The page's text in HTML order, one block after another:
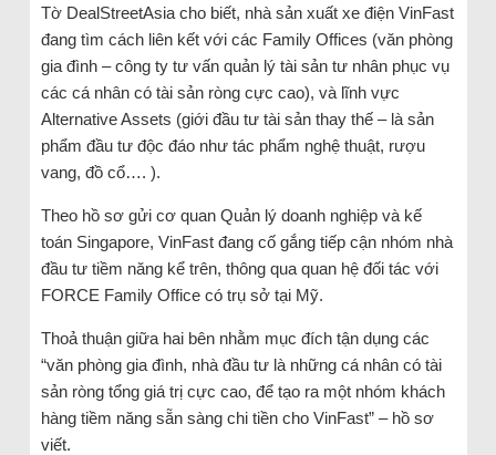
Tờ DealStreetAsia cho biết, nhà sản xuất xe điện VinFast
đang tìm cách liên kết với các Family Offices (văn phòng
gia đình – công ty tư vấn quản lý tài sản tư nhân phục vụ
các cá nhân có tài sản ròng cực cao), và lĩnh vực
Alternative Assets (giới đầu tư tài sản thay thế – là sản
phẩm đầu tư độc đáo như tác phẩm nghệ thuật, rượu
vang, đồ cổ…. ).
Theo hồ sơ gửi cơ quan Quản lý doanh nghiệp và kế
toán Singapore, VinFast đang cố gắng tiếp cận nhóm nhà
đầu tư tiềm năng kể trên, thông qua quan hệ đối tác với
FORCE Family Office có trụ sở tại Mỹ.
Thoả thuận giữa hai bên nhằm mục đích tận dụng các
“văn phòng gia đình, nhà đầu tư là những cá nhân có tài
sản ròng tổng giá trị cực cao, để tạo ra một nhóm khách
hàng tiềm năng sẵn sàng chi tiền cho VinFast” – hồ sơ
viết.